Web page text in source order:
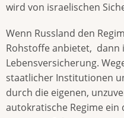
wird von israelischen
Wenn Russland den
Rohstoffe anbietet, dann
Lebensversicherung.
staatlicher Institutionen
durch die eigenen,
autokratische Regime